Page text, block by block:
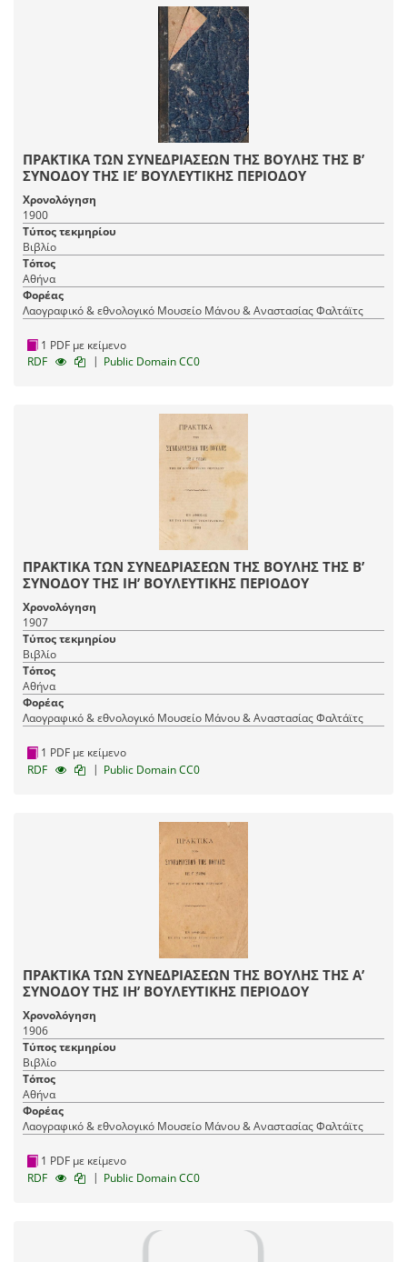
ΠΡΑΚΤΙΚΑ ΤΩΝ ΣΥΝΕΔΡΙΑΣΕΩΝ ΤΗΣ ΒΟΥΛΗΣ ΤΗΣ Β’
ΣΥΝΟΔΟΥ ΤΗΣ ΙΕ’ ΒΟΥΛΕΥΤΙΚΗΣ ΠΕΡΙΟΔΟΥ
Χρονολόγηση
1900
Τύπος τεκμηρίου
Βιβλίο
Τόπος
Αθήνα
Φορέας
Λαογραφικό & εθνολογικό Μουσείο Μάνου & Αναστασίας Φαλτάϊτς
1 PDF με κείμενο
RDF
| Public Domain CC0
ΠΡΑΚΤΙΚΑ ΤΩΝ ΣΥΝΕΔΡΙΑΣΕΩΝ ΤΗΣ ΒΟΥΛΗΣ ΤΗΣ Β’
ΣΥΝΟΔΟΥ ΤΗΣ ΙΗ’ ΒΟΥΛΕΥΤΙΚΗΣ ΠΕΡΙΟΔΟΥ
Χρονολόγηση
1907
Τύπος τεκμηρίου
Βιβλίο
Τόπος
Αθήνα
Φορέας
Λαογραφικό & εθνολογικό Μουσείο Μάνου & Αναστασίας Φαλτάϊτς
1 PDF με κείμενο
RDF
| Public Domain CC0
ΠΡΑΚΤΙΚΑ ΤΩΝ ΣΥΝΕΔΡΙΑΣΕΩΝ ΤΗΣ ΒΟΥΛΗΣ ΤΗΣ Α’
ΣΥΝΟΔΟΥ ΤΗΣ ΙΗ’ ΒΟΥΛΕΥΤΙΚΗΣ ΠΕΡΙΟΔΟΥ
Χρονολόγηση
1906
Τύπος τεκμηρίου
Βιβλίο
Τόπος
Αθήνα
Φορέας
Λαογραφικό & εθνολογικό Μουσείο Μάνου & Αναστασίας Φαλτάϊτς
1 PDF με κείμενο
RDF
| Public Domain CC0